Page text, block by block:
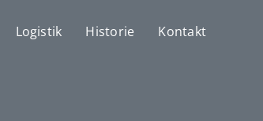
Logistik Historie Kontakt